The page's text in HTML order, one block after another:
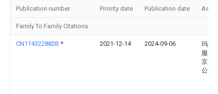
Publication number Priority date Publication date
Family To Family Citations
CN114322882B * 2021-12-14 2024-09-06
玛瑜
服务(
京)有
公司